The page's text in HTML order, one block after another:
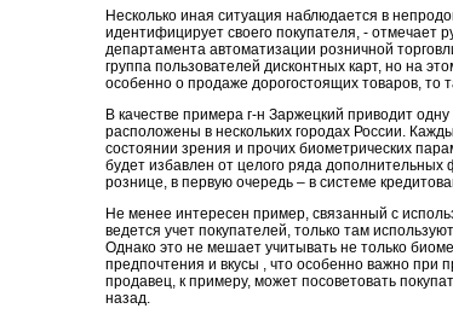
Несколько иная ситуация наблюдается в
идентифицирует своего покупателя, - отмечает
департамента автоматизации розничной
группа пользователей дисконтных карт, но на
особенно о продаже дорогостоящих товаров, то
В качестве примера г-н Заржецкий приводит
расположены в нескольких городах России.
состоянии зрения и прочих биометрических
будет избавлен от целого ряда
рознице, в первую очередь – в системе
Не менее интересен пример, связанный с
ведется учет покупателей, только там
Однако это не мешает учитывать не только
предпочтения и вкусы , что особенно важно при
продавец, к примеру, может посоветовать
назад.